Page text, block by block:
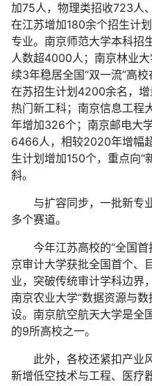
加75人，物理类招收723人
在江苏增加180余个招生计
专业。南京师范大学本科招
人数超4000人；南京林业
续3年稳居全国“双一流”高
在苏招生计划4200余名，
热门新工科；南京信息工程
年增加326个；南京邮电大
6466人，相较2020年增幅
生计划增加150个，重点向“
斜。
与扩容同步，一批新专
多个赛道。
今年江苏高校的“全国首
京审计大学获批全国首个、
业，突破传统审计学科边界
南京农业大学“数据资源与
设。南京航空航天大学是全
的9所高校之一。
此外，各校还紧扣产业
新增低空技术与工程、医疗